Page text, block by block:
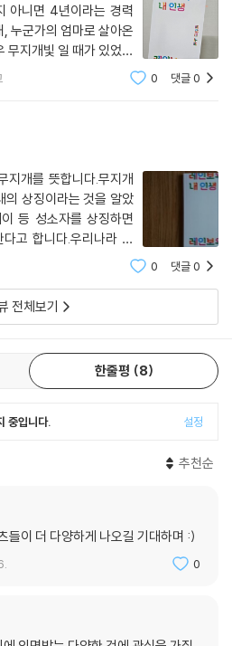
아니면 4년이라는 경력
누군가의 엄마로 살아온
무지개빛 일 때가 있었는
도 모르게 제목이 너무나
0 댓글0
지개를 뜻합니다.무지개
의 상징이라는 것을 알았
등 성소자를 상징하면
고 합니다.우리나라 소
소설인가 하였는데16세
설이라는 것을 알
0 댓글0
전체보기
한줄평 8
중입니다. 설정
추천순
들이 더 다양하게 나오길 기대하며 :)
0